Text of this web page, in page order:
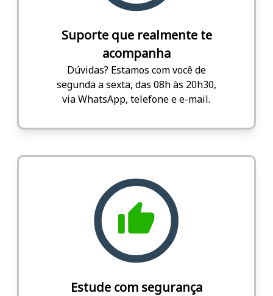
Suporte que realmente te
acompanha
Dúvidas? Estamos com você de
segunda a sexta, das 08h às 20h30,
via WhatsApp, telefone e e-mail.
Estude com segurança